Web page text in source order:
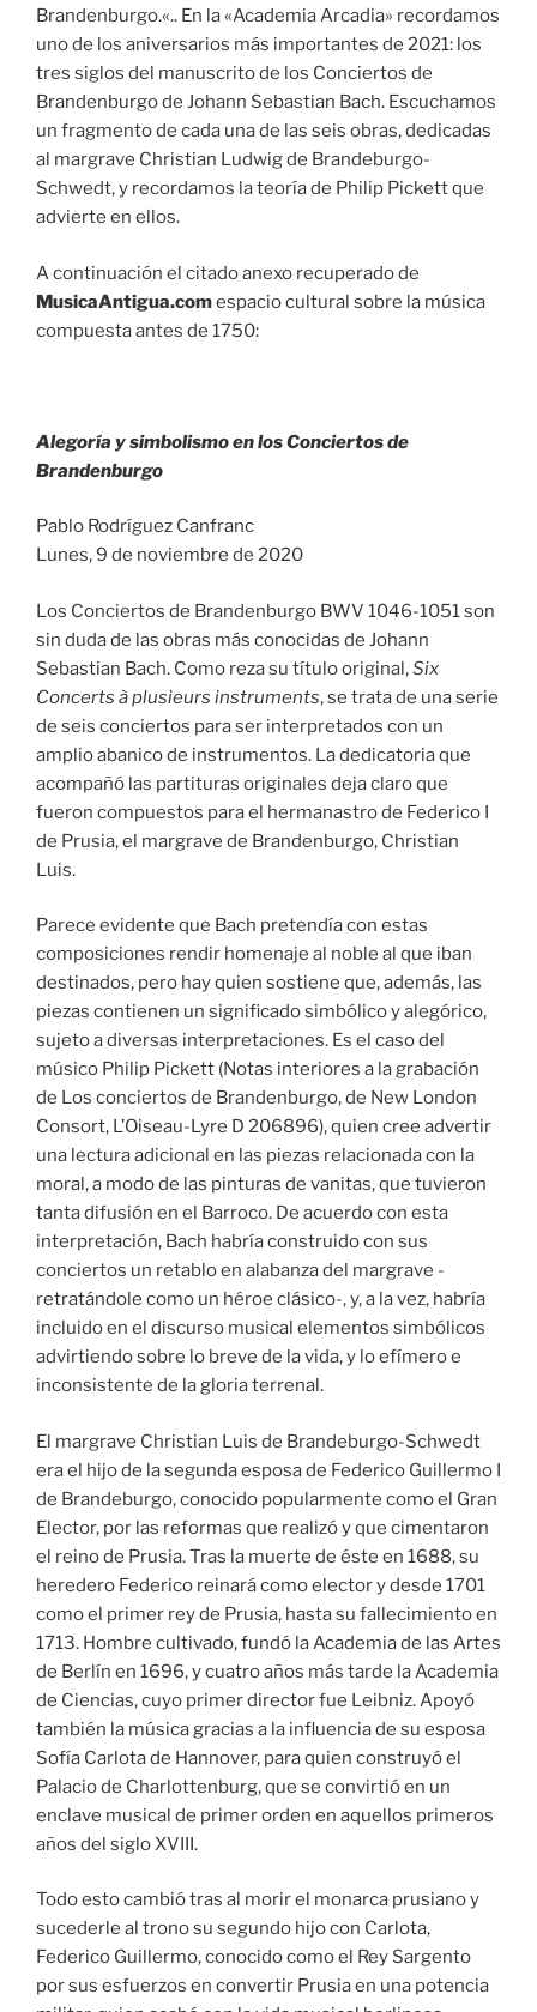
Brandenburgo.«.. En la «Academia Arcadia» recordamos
uno de los aniversarios más importantes de 2021: los
tres siglos del manuscrito de los Conciertos de
Brandenburgo de Johann Sebastian Bach. Escuchamos
un fragmento de cada una de las seis obras, dedicadas
al margrave Christian Ludwig de Brandeburgo-
Schwedt, y recordamos la teoría de Philip Pickett que
advierte en ellos.
A continuación el citado anexo recuperado de
MusicaAntigua.comespacio cultural sobre la música
compuesta antes de 1750:
Alegoría y simbolismo en los Conciertos de
Brandenburgo
Pablo Rodríguez Canfranc
Lunes, 9 de noviembre de 2020
Los Conciertos de Brandenburgo BWV 1046-1051 son
sin duda de las obras más conocidas de Johann
Sebastian Bach. Como reza su título original,Six
Concerts àplusieurs instruments, se trata de una serie
de seis conciertos para ser interpretados con un
amplio abanico de instrumentos. La dedicatoria que
acompañó las partituras originales deja claro que
fueron compuestos para el hermanastro de Federico I
de Prusia, el margrave de Brandenburgo, Christian
Luis.
Parece evidente que Bach pretendía con estas
composiciones rendir homenaje al noble al que iban
destinados, pero hay quien sostiene que, además, las
piezas contienen un significado simbólico y alegórico,
sujeto a diversas interpretaciones. Es el caso del
músico Philip Pickett (Notas interiores a la grabación
de Los conciertos de Brandenburgo, de New London
Consort, L’Oiseau-Lyre D 206896), quien cree advertir
una lectura adicional en las piezas relacionada con la
moral, a modo de las pinturas de vanitas, que tuvieron
tanta difusión en el Barroco. De acuerdo con esta
interpretación, Bach habría construido con sus
conciertos un retablo en alabanza del margrave -
retratándole como un héroe clásico-, y, a la vez, habría
incluido en el discurso musical elementos simbólicos
advirtiendo sobre lo breve de la vida, y lo efímero e
inconsistente de la gloria terrenal.
El margrave Christian Luis de Brandeburgo-Schwedt
era el hijo de la segunda esposa de Federico Guillermo I
de Brandeburgo, conocido popularmente como el Gran
Elector, por las reformas que realizó y que cimentaron
el reino de Prusia. Tras la muerte de éste en 1688, su
heredero Federico reinará como elector y desde 1701
como el primer rey de Prusia, hasta su fallecimiento en
1713. Hombre cultivado, fundó la Academia de las Artes
de Berlín en 1696, y cuatro años más tarde la Academia
de Ciencias, cuyo primer director fue Leibniz. Apoyó
también la música gracias a la influencia de su esposa
Sofía Carlota de Hannover, para quien construyó el
Palacio de Charlottenburg, que se convirtió en un
enclave musical de primer orden en aquellos primeros
años del siglo XVIII.
Todo esto cambió tras al morir el monarca prusiano y
sucederle al trono su segundo hijo con Carlota,
Federico Guillermo, conocido como el Rey Sargento
por sus esfuerzos en convertir Prusia en una potencia